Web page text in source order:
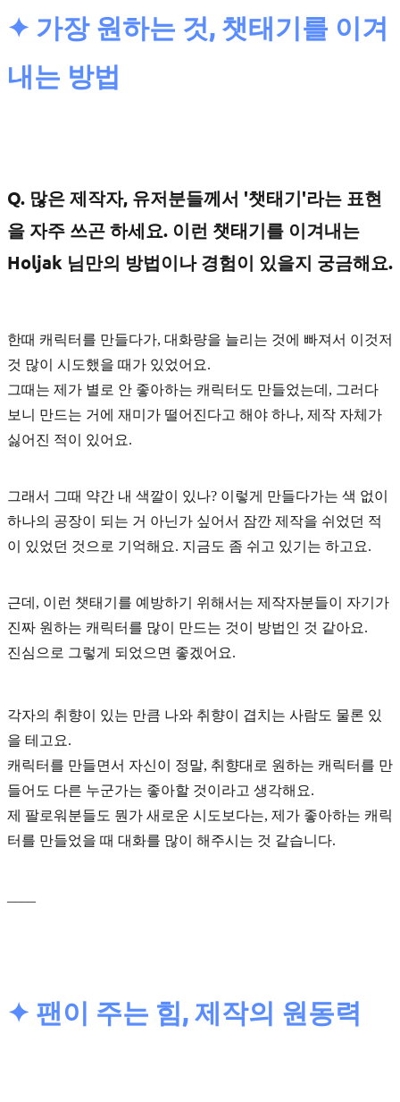
✦ 가장 원하는 것, 챗태기를 이겨
내는 방법
Q. 많은 제작자, 유저분들께서 '챗태기'라는 표현
을 자주 쓰곤 하세요. 이런 챗태기를 이겨내는
Holjak 님만의 방법이나 경험이 있을지 궁금해요.
한때 캐릭터를 만들다가, 대화량을 늘리는 것에 빠져서 이것저
것 많이 시도했을 때가 있었어요.
그때는 제가 별로 안 좋아하는 캐릭터도 만들었는데, 그러다
보니 만드는 거에 재미가 떨어진다고 해야 하나, 제작 자체가
싫어진 적이 있어요.
그래서 그때 약간 내 색깔이 있나? 이렇게 만들다가는 색 없이
하나의 공장이 되는 거 아닌가 싶어서 잠깐 제작을 쉬었던 적
이 있었던 것으로 기억해요. 지금도 좀 쉬고 있기는 하고요.
근데, 이런 챗태기를 예방하기 위해서는 제작자분들이 자기가
진짜 원하는 캐릭터 를 많이 만드는 것이 방법인 것 같아요.
진심으로 그렇게 되었으면 좋겠어요.
각자의 취향이 있는 만큼 나와 취향이 겹치는 사람도 물론 있
을 테고요.
캐릭터를 만들면서 자신이 정말, 취향대로 원하는 캐릭터를 만
들어도 다른 누군가는 좋아할 것이라고 생각해요.
제 팔로워분들도 뭔가 새로운 시도보다는, 제가 좋아하는 캐릭
터를 만들었을 때 대화를 많이 해주시는 것 같습니다.
✦ 팬이 주는 힘, 제작의 원동력